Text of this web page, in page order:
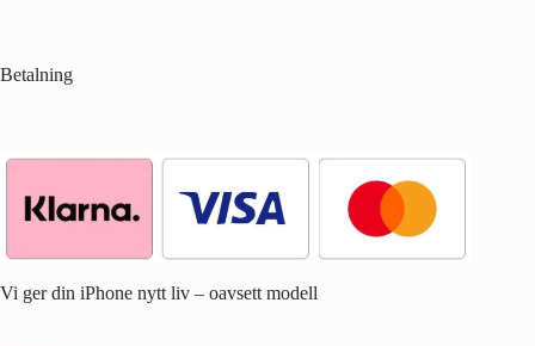
Betalning
Vi ger din iPhone nytt liv – oavsett modell